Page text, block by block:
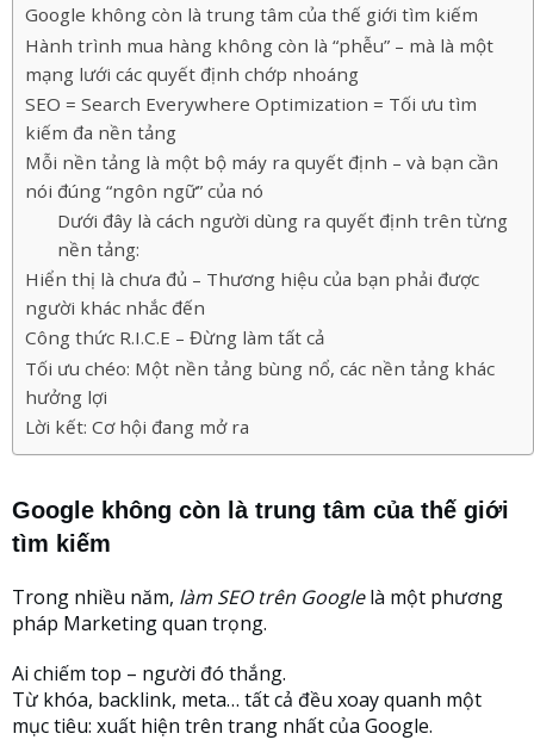
Google không còn là trung tâm của thế giới tìm kiếm
Hành trình mua hàng không còn là “phễu” – mà là một
mạng lưới các quyết định chớp nhoáng
SEO = Search Everywhere Optimization = Tối ưu tìm
kiếm đa nền tảng
Mỗi nền tảng là một bộ máy ra quyết định – và bạn cần
nói đúng “ngôn ngữ” của nó
Dưới đây là cách người dùng ra quyết định trên từng
nền tảng:
Hiển thị là chưa đủ – Thương hiệu của bạn phải được
người khác nhắc đến
Công thức R.I.C.E – Đừng làm tất cả
Tối ưu chéo: Một nền tảng bùng nổ, các nền tảng khác
hưởng lợi
Lời kết: Cơ hội đang mở ra
Google không còn là trung tâm của thế giới
tìm kiếm
Trong nhiều năm, làm SEO trên Googlelà một phương
pháp Marketing quan trọng.
Ai chiếm top – người đó thắng.
Từ khóa, backlink, meta… tất cả đều xoay quanh một
mục tiêu: xuất hiện trên trang nhất của Google.